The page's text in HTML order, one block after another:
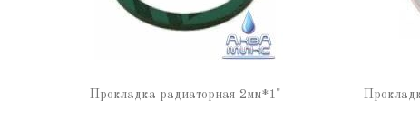
Прокладка радиаторная 2мм*1"